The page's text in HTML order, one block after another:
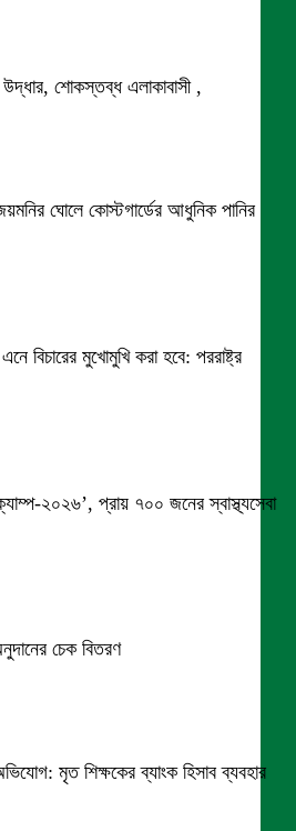
শোকস্তব্ধ এলাকাবাসী ,
ঘোলে কোস্টগার্ডের আধুনিক পানির
বিচারের মুখোমুখি করা হবে: পররাষ্ট্র
২০২৬’, প্রায় ৭০০ জনের স্বাস্থ্যসেবা
চেক বিতরণ
মৃত শিক্ষকের ব্যাংক হিসাব ব্যবহার